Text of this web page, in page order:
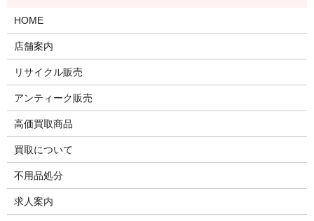
HOME
店舗案内
リサイクル販売
アンティーク販売
高価買取商品
買取について
不用品処分
求人案内